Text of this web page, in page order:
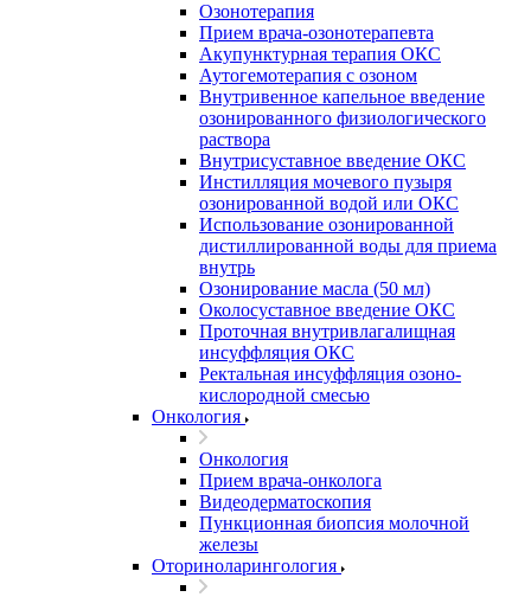
Озонотерапия
Прием врача-озонотерапевта
Акупунктурная терапия ОКС
Аутогемотерапия с озоном
Внутривенное капельное введение
озонированного физиологического
раствора
Внутрисуставное введение ОКС
Инстилляция мочевого пузыря
озонированной водой или ОКС
Использование озонированной
дистиллированной воды для приема
внутрь
Озонирование масла (50 мл)
Околосуставное введение ОКС
Проточная внутривлагалищная
инсуффляция ОКС
Ректальная инсуффляция озоно-
кислородной смесью
Онкология
Онкология
Прием врача-онколога
Видеодерматоскопия
Пункционная биопсия молочной
железы
Оториноларингология